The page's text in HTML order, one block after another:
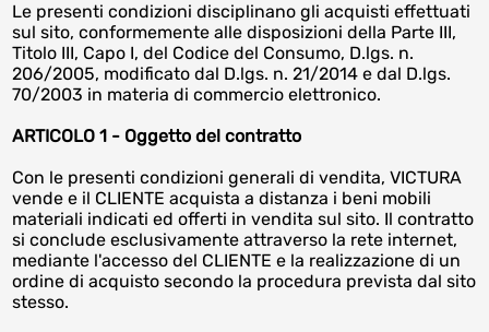
Le presenti condizioni disciplinano gli acquisti effettuati
sul sito, conformemente alle disposizioni della Parte III,
Titolo III, Capo I, del Codice del Consumo, D.lgs. n.
206/2005, modificato dal D.lgs. n. 21/2014 e dal D.lgs.
70/2003 in materia di commercio elettronico.
ARTICOLO 1 - Oggetto del contratto
Con le presenti condizioni generali di vendita, VICTURA
vende e il CLIENTE acquista a distanza i beni mobili
materiali indicati ed offerti in vendita sul sito. Il contratto
si conclude esclusivamente attraverso la rete internet,
mediante l'accesso del CLIENTE e la realizzazione di un
ordine di acquisto secondo la procedura prevista dal sito
stesso.